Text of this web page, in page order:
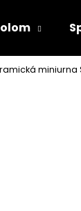
miniurna
Čo